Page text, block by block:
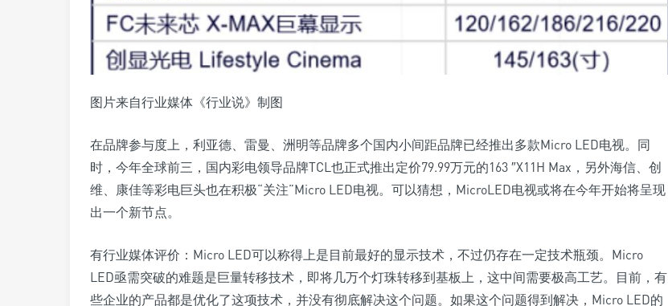
图片来自行业媒体《行业说》制图
在品牌参与度上，利亚德、雷曼、洲明等品牌多个国内小间距品牌已经推出多款Micro LED电视。同
时，今年全球前三，国内彩电领导品牌TCL也正式推出定价79.99万元的163 ″X11H Max，另外海信、创
维、康佳等彩电巨头也在积极“关注”Micro LED电视。可以猜想，MicroLED电视或将在今年开始将呈现
出一个新节点。
有行业媒体评价：Micro LED可以称得上是目前最好的显示技术，不过仍存在一定技术瓶颈。Micro
LED亟需突破的难题是巨量转移技术，即将几万个灯珠转移到基板上，这中间需要极高工艺。目前，有
些企业的产品都是优化了这项技术，并没有彻底解决这个问题。如果这个问题得到解决，Micro LED的